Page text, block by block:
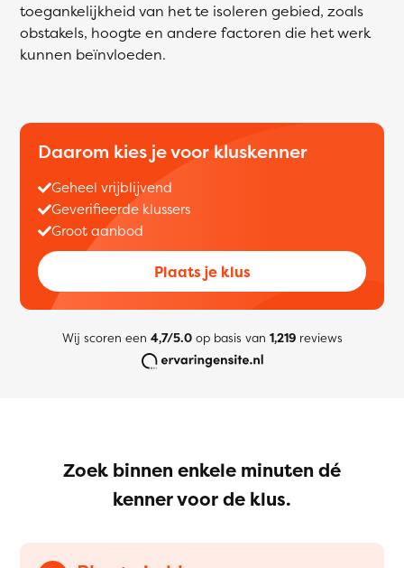
toegankelijkheid van het te isoleren gebied, zoals
obstakels, hoogte en andere factoren die het werk
kunnen beïnvloeden.
Daarom kies je voor kluskenner
Geheel vrijblijvend
Geverifieerde klussers
Groot aanbod
Plaats je klus
Wij scoren een 4,7/5.0op basis van 1,219reviews
Zoek binnen enkele minuten dé
kenner voor de klus.